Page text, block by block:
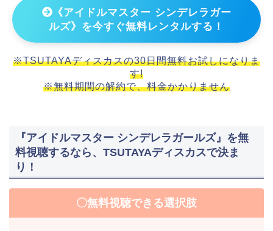
《アイドルマスター シンデレラガー
ルズ》を今すぐ無料レンタルする！
※TSUTAYAディスカスの30日間無料お試しになりま
す!
※無料期間の解約で、料金かかりません
『アイドルマスター シンデレラガールズ』を無
料視聴するなら、TSUTAYAディスカスで決ま
り！
〇無料視聴できる選択肢